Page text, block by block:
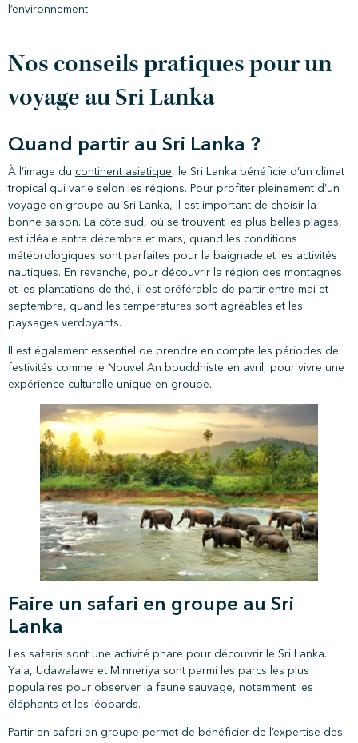
l’environnement.
Nos conseils pratiques pour un
voyage au Sri Lanka
Quand partir au Sri Lanka ?
À l’image du continent asiatique, le Sri Lanka bénéficie d’un climat
tropical qui varie selon les régions. Pour profiter pleinement d’un
voyage en groupe au Sri Lanka, il est important de choisir la
bonne saison. La côte sud, où se trouvent les plus belles plages,
est idéale entre décembre et mars, quand les conditions
météorologiques sont parfaites pour la baignade et les activités
nautiques. En revanche, pour découvrir la région des montagnes
et les plantations de thé, il est préférable de partir entre mai et
septembre, quand les températures sont agréables et les
paysages verdoyants.
Il est également essentiel de prendre en compte les périodes de
festivités comme le Nouvel An bouddhiste en avril, pour vivre une
expérience culturelle unique en groupe.
Faire un safari en groupe au Sri
Lanka
Les safaris sont une activité phare pour découvrir le Sri Lanka.
Yala, Udawalawe et Minneriya sont parmi les parcs les plus
populaires pour observer la faune sauvage, notamment les
éléphants et les léopards.
Partir en safari en groupe permet de bénéficier de l’expertise des